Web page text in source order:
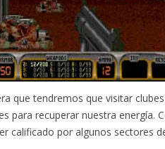
que tendremos que visitar
para recuperar nuestra energía.
calificado por algunos sectores